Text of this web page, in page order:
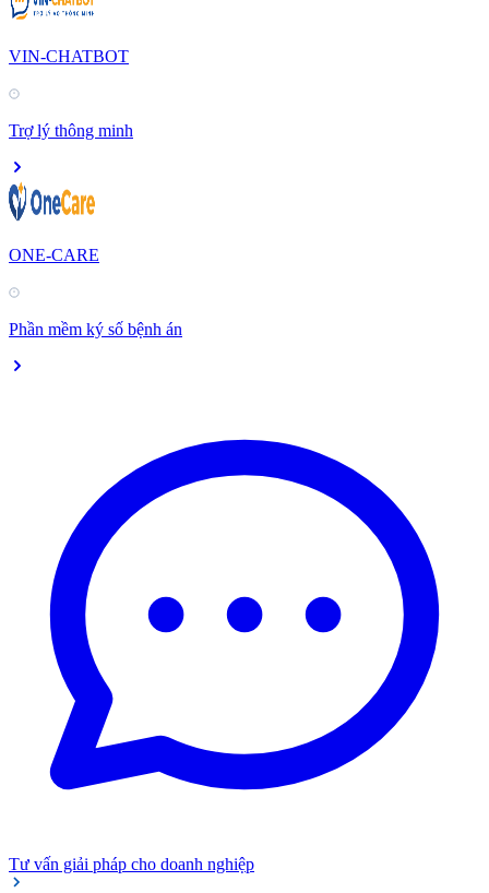
VIN-CHATBOT
Trợ lý thông minh
ONE-CARE
Phần mềm ký số bệnh án
Tư vấn giải pháp cho doanh nghiệp